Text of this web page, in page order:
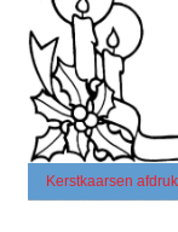
Kerstkaarsen